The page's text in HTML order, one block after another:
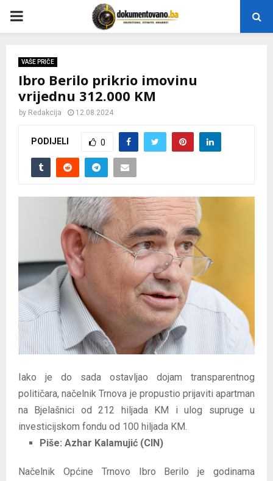
P
M
E
N
VAŠE PRIČE
Ibro Berilo prikrio imovinu
vrijednu 312.000 KM
by Redakcija 12.08.2024
PODIJELI 0
Iako je do sada ostavljao dojam transparentnog
političara, načelnik Trnova je propustio prijaviti apartman
na Bjelašnici od 212 hiljada KM i ulog supruge u
investicijskom fondu od 100 hiljada KM.
Piše: Azhar Kalamujić (CIN)
Načelnik Općine Trnovo Ibro Berilo je godinama